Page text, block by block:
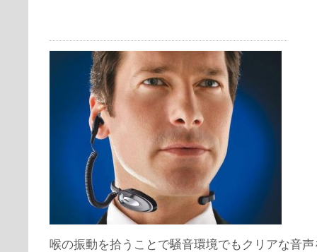
喉の振動を拾うことで騒音環境でもクリアな音